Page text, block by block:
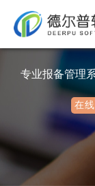
专业报备管理
在